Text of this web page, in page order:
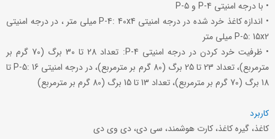
• با درجه امنیتی P-4 و P-5
• اندازه کاغذ خرد شده در درجه امنیتی P-4: 40x4 میلی متر ، در درجه امنیتی
P-5: 15x2 میلی متر
• ظرفیت خرد کردن در درجه امنیتی P-4: تعداد 28 تا 30 برگ (70 گرم بر
مترمربع)، تعداد 23 تا 25 برگ (80 گرم بر مترمربع)، در درجه امنیتی P-5: 16 تا
18 برگ (70 گرم بر مترمربع)، تعداد 13 تا 15 برگ (80 گرم بر مترمربع)
کاربرد
کاغذ، گیره کاغذ، کارت هوشمند، سی دی، دی وی دی